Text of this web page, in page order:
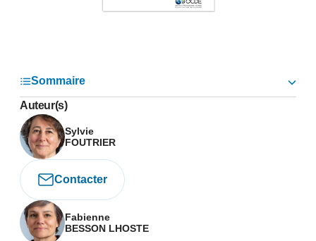
Sommaire
Auteur(s)
Sylvie
FOUTRIER
Contacter
Fabienne
BESSON LHOSTE